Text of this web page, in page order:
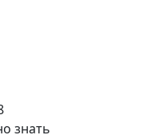
знать